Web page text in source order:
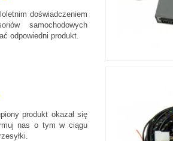
doświadczeniem
samochodowych
odpowiedni produkt.
produkt okazał się
nas o tym w ciągu